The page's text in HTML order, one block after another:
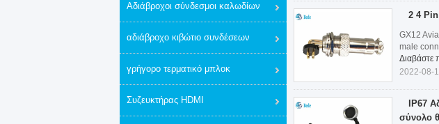
Αδιάβροχοι σύνδεσμοι καλωδίων
αδιάβροχο κιβώτιο συνδέσεων
γρήγορο τερματικό μπλοκ
Συζευκτήρας HDMI
2 4
GX12
male
Διαβάστε
2022-08-
IP67
σύνολο